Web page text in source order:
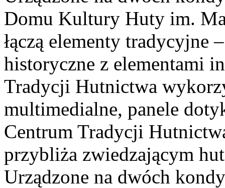
Domu Kultury Huty im.
łączą elementy tradycyjne
historyczne z elementami
Tradycji Hutnictwa
multimedialne, panele
Centrum Tradycji
przybliża zwiedzającym
Urządzone na dwóch